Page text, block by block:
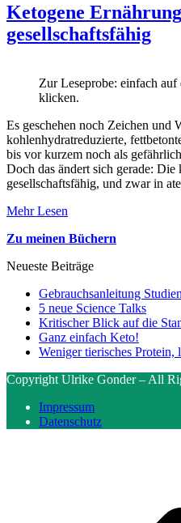
Ketogene
gesellschaftsfähig
Zur Leseprobe: einfach auf
klicken.
Es geschehen noch Zeichen und
kohlenhydratreduzierte,
bis vor kurzem noch als
Doch das ändert sich gerade:
gesellschaftsfähig, und zwar in
Mehr Lesen
Zu meinen Büchern
Neueste Beiträge
Gebrauchsanleitung
5 neue Science Talks
Kritischer Blick auf die
Ganz einfach Keto!
Weniger tierisches Protein,
Copyright Ulrike Gonder – All
Impressum
Datenschutz